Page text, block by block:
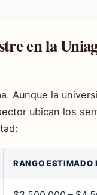
en la
Aunque la
ubican los
RANGO ESTIMADO